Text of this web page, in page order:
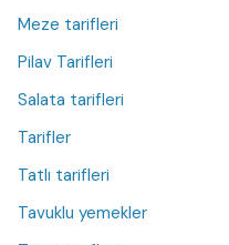
Meze tarifleri
Pilav Tarifleri
Salata tarifleri
Tarifler
Tatlı tarifleri
Tavuklu yemekler